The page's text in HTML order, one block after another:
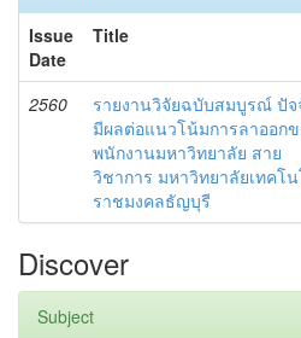
Issue
Date
Title
2560
รายงานวิจัยฉบับสมบูรณ์ ปัจ
มีผลต่อแนวโน้มการลาออกข
พนักงานมหาวิทยาลัย สาย
วิชาการ มหาวิทยาลัยเทคโ
ราชมงคลธัญบุรี
Discover
Subject